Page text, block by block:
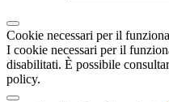
Cookie necessari per il
I cookie necessari per il
disabilitati. È possibile
policy.